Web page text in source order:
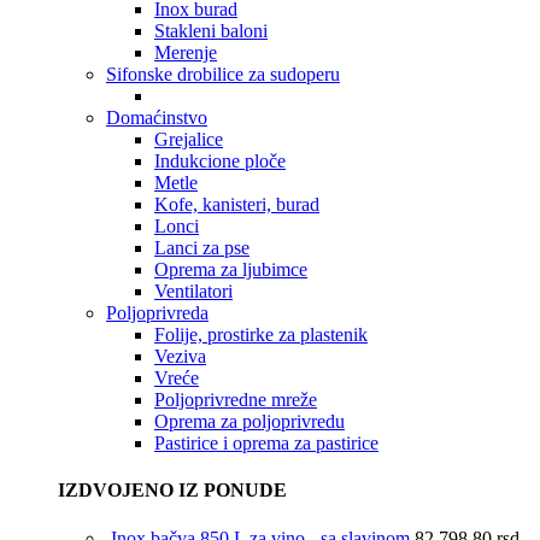
Inox burad
Stakleni baloni
Merenje
Sifonske drobilice za sudoperu
Domaćinstvo
Grejalice
Indukcione ploče
Metle
Kofe, kanisteri, burad
Lonci
Lanci za pse
Oprema za ljubimce
Ventilatori
Poljoprivreda
Folije, prostirke za plastenik
Veziva
Vreće
Poljoprivredne mreže
Oprema za poljoprivredu
Pastirice i oprema za pastirice
IZDVOJENO IZ PONUDE